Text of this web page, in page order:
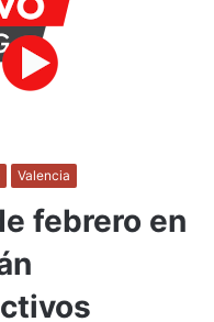
Valencia
febrero en